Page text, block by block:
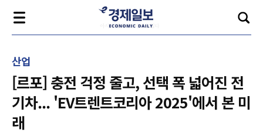
산업
[르포] 충전 걱정 줄고, 선택 폭 넓어진 전
기차... 'EV트렌트코리아 2025'에서 본 미
래